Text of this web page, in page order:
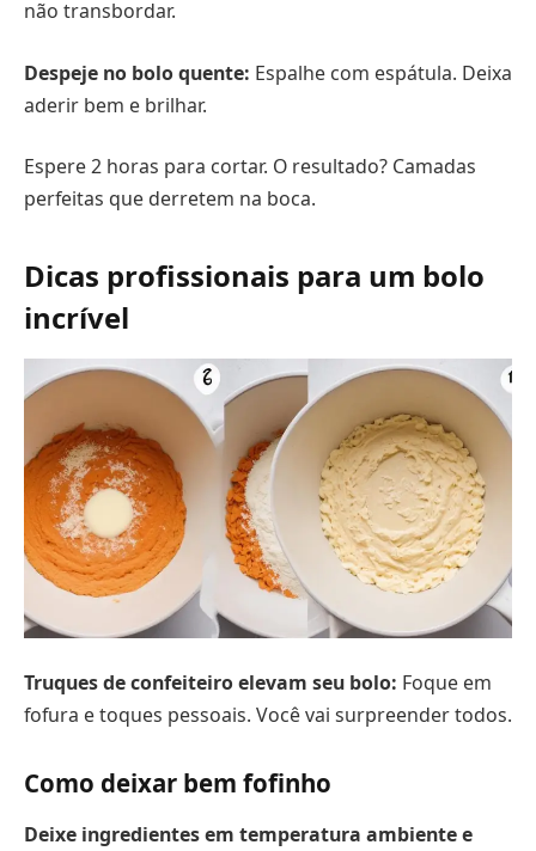
não transbordar.
Despeje no bolo quente: Espalhe com espátula. Deixa
aderir bem e brilhar.
Espere 2 horas para cortar. O resultado? Camadas
perfeitas que derretem na boca.
Dicas profissionais para um bolo
incrível
Truques de confeiteiro elevam seu bolo: Foque em
fofura e toques pessoais. Você vai surpreender todos.
Como deixar bem fofinho
Deixe ingredientes em temperatura ambiente e